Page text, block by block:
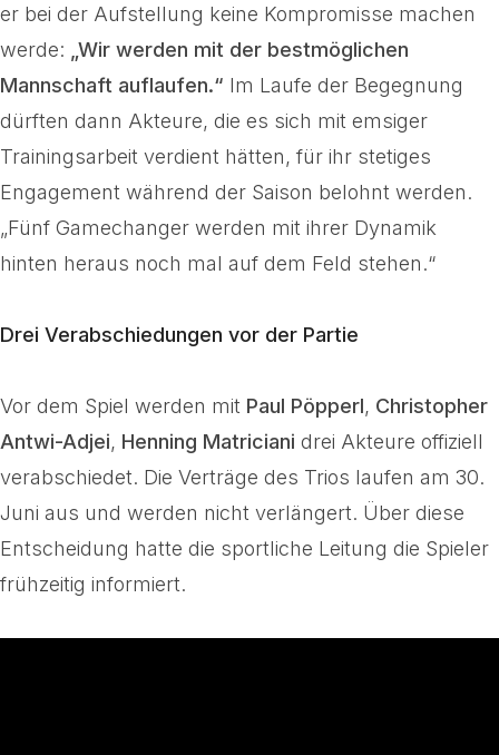
er bei der Aufstellung keine Kompromisse machen
werde:
„Wir werden mit der bestmöglichen
Mannschaft auflaufen.“ Im Laufe der Begegnung
dürften dann Akteure, die es sich mit emsiger
Trainingsarbeit verdient hätten, für ihr stetiges
Engagement während der Saison belohnt werden.
„Fünf Gamechanger werden mit ihrer Dynamik
hinten heraus noch mal auf dem Feld stehen.“
Drei Verabschiedungen vor der Partie
Vor dem Spiel werden mit Paul Pöpperl, Christopher
Antwi-Adjei, Henning Matriciani drei Akteure offiziell
verabschiedet. Die Verträge des Trios laufen am 30.
Juni aus und werden nicht verlängert. Über diese
Entscheidung hatte die sportliche Leitung die Spieler
frühzeitig informiert.